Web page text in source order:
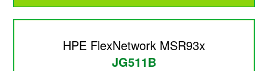
HPE FlexNetwork MSR93x
JG511B